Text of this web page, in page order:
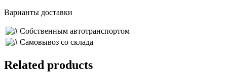
Варианты доставки
Собственным автотранспортом
Самовывоз со склада
Related products